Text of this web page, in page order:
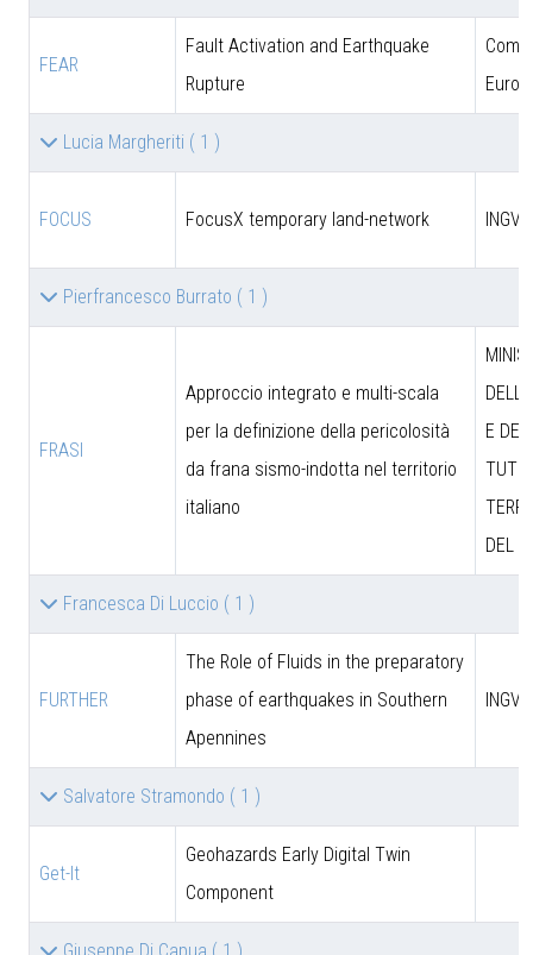
FEAR
Fault Activation and Earthquake
Rupture
Lucia Margheriti ( 1 )
FOCUS FocusX temporary land-network INGV
Pierfrancesco Burrato ( 1 )
FRASI
Approccio integrato e multi-scala
per la definizione della pericolosità
da frana sismo-indotta nel territorio
italiano
E
DEL
Francesca Di Luccio ( 1 )
FURTHER
The Role of Fluids in the preparatory
phase of earthquakes in Southern
Apennines
INGV
Salvatore Stramondo ( 1 )
Get-It
Geohazards Early Digital Twin
Component
Giuseppe Di Capua ( 1 )